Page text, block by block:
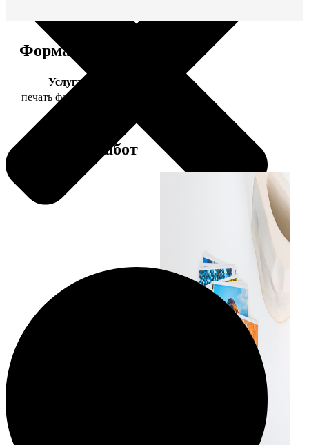
Форматы и цены
Услуга
печать фото 15х15
Примеры работ